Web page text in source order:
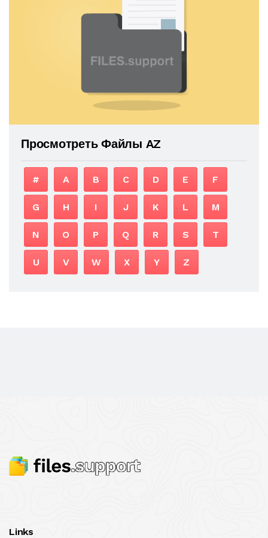
Просмотреть Файлы AZ
# A B C D E F
G H I J K L M
N O P Q R S T
U V W X Y Z
Links